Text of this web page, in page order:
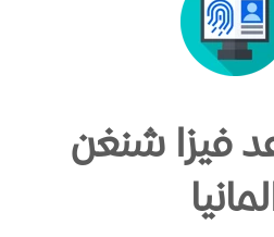
فيزا شنغن